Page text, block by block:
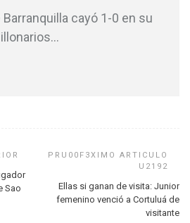
cayó 1-0 en su
…
Sao
Ellas si ganan de visita: Junior
femenino venció a Cortuluá de
visitante